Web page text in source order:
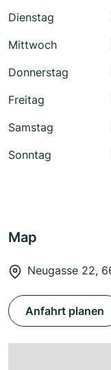
Dienstag
Mittwoch
Donnerstag
Freitag
Samstag
Sonntag
Map
Neugasse 22,
Anfahrt planen